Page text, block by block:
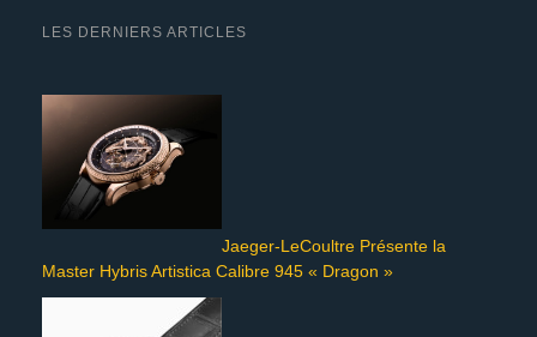
LES DERNIERS ARTICLES
Jaeger-LeCoultre Présente la
Master Hybris Artistica Calibre 945 « Dragon »